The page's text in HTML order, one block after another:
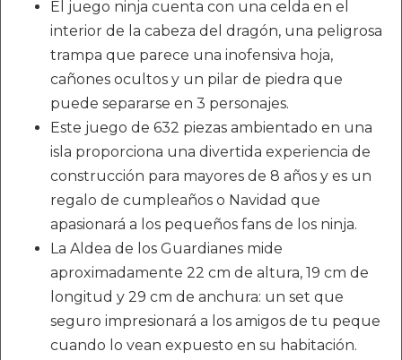
El juego ninja cuenta con una celda en el
interior de la cabeza del dragón, una peligrosa
trampa que parece una inofensiva hoja,
cañones ocultos y un pilar de piedra que
puede separarse en 3 personajes.
Este juego de 632 piezas ambientado en una
isla proporciona una divertida experiencia de
construcción para mayores de 8 años y es un
regalo de cumpleaños o Navidad que
apasionará a los pequeños fans de los ninja.
La Aldea de los Guardianes mide
aproximadamente 22 cm de altura, 19 cm de
longitud y 29 cm de anchura: un set que
seguro impresionará a los amigos de tu peque
cuando lo vean expuesto en su habitación.